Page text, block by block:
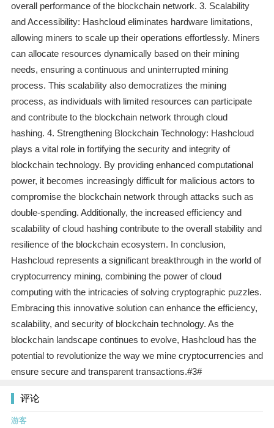
overall performance of the blockchain network. 3. Scalability
and Accessibility: Hashcloud eliminates hardware limitations,
allowing miners to scale up their operations effortlessly. Miners
can allocate resources dynamically based on their mining
needs, ensuring a continuous and uninterrupted mining
process. This scalability also democratizes the mining
process, as individuals with limited resources can participate
and contribute to the blockchain network through cloud
hashing. 4. Strengthening Blockchain Technology: Hashcloud
plays a vital role in fortifying the security and integrity of
blockchain technology. By providing enhanced computational
power, it becomes increasingly difficult for malicious actors to
compromise the blockchain network through attacks such as
double-spending. Additionally, the increased efficiency and
scalability of cloud hashing contribute to the overall stability and
resilience of the blockchain ecosystem. In conclusion,
Hashcloud represents a significant breakthrough in the world of
cryptocurrency mining, combining the power of cloud
computing with the intricacies of solving cryptographic puzzles.
Embracing this innovative solution can enhance the efficiency,
scalability, and security of blockchain technology. As the
blockchain landscape continues to evolve, Hashcloud has the
potential to revolutionize the way we mine cryptocurrencies and
ensure secure and transparent transactions.#3#
评论
游客